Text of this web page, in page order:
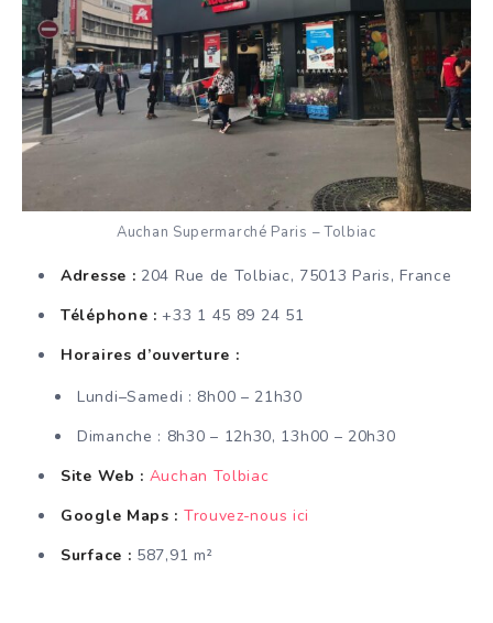
Auchan Supermarché Paris – Tolbiac
Adresse : 204 Rue de Tolbiac, 75013 Paris, France
Téléphone : +33 1 45 89 24 51
Horaires d’ouverture :
Lundi–Samedi : 8h00 – 21h30
Dimanche : 8h30 – 12h30, 13h00 – 20h30
Site Web : Auchan Tolbiac
Google Maps : Trouvez-nous ici
Surface : 587,91 m²